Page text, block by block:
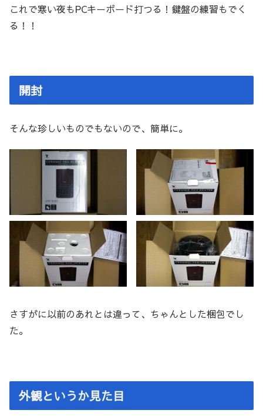
これで寒い夜もPCキーボード打つる！鍵盤の練習もでく
る！！
開封
そんな珍しいものでもないので、簡単に。
さすがに以前のあれとは違って、ちゃんとした梱包でし
た。
外観というか見た目